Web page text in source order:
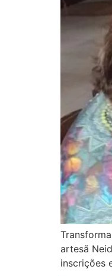
artesã
inscrições